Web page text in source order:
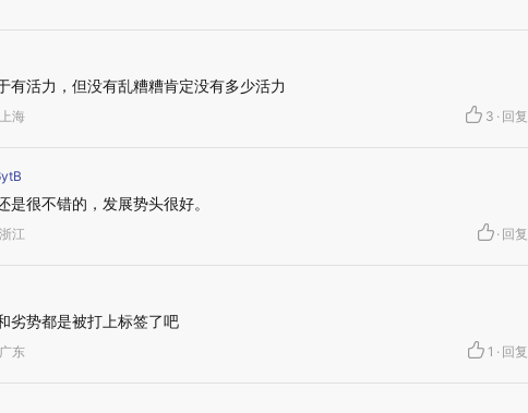
有活力，但没有乱糟糟肯定没有多少活力
海 3 · 回复
是很不错的，发展势头很好。
江 · 回复
劣势都是被打上标签了吧
东 1 · 回复